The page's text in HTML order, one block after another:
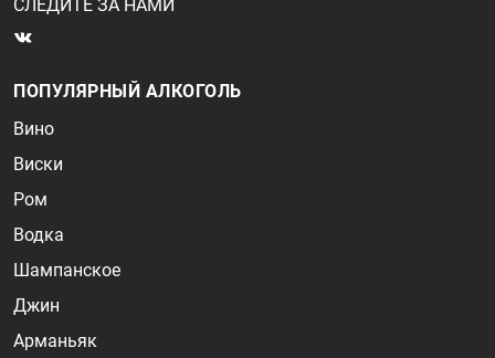
СЛЕДИТЕ ЗА НАМИ
ПОПУЛЯРНЫЙ АЛКОГОЛЬ
Вино
Виски
Ром
Водка
Шампанское
Джин
Арманьяк